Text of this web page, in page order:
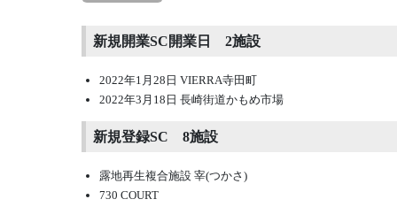
新規開業SC開業日 2施設
2022年1月28日 VIERRA寺田町
2022年3月18日 長崎街道かもめ市場
新規登録SC 8施設
露地再生複合施設 宰(つかさ)
730 COURT